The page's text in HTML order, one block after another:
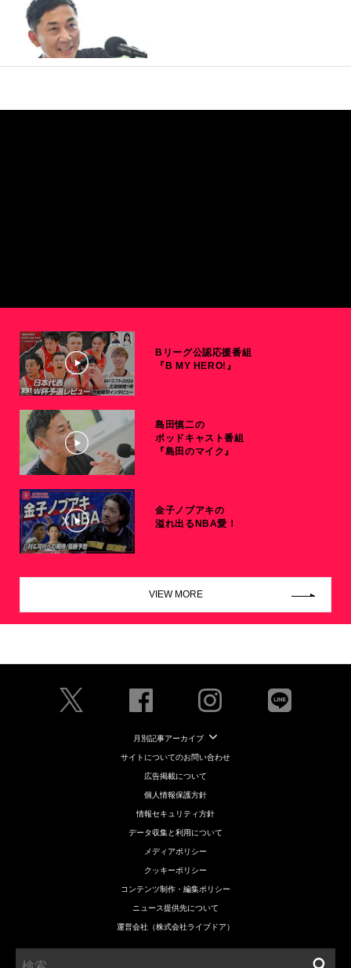
Bリーグ公認応援番組
『B MY HERO!』
島田慎二の
ポッドキャスト番組
『島田のマイク』
金子ノブアキの
溢れ出るNBA愛！
VIEW MORE
月別記事アーカイブ
サイトについてのお問い合わせ
広告掲載について
個人情報保護方針
情報セキュリティ方針
データ収集と利用について
メディアポリシー
クッキーポリシー
コンテンツ制作・編集ポリシー
ニュース提供先について
運営会社（株式会社ライブドア）